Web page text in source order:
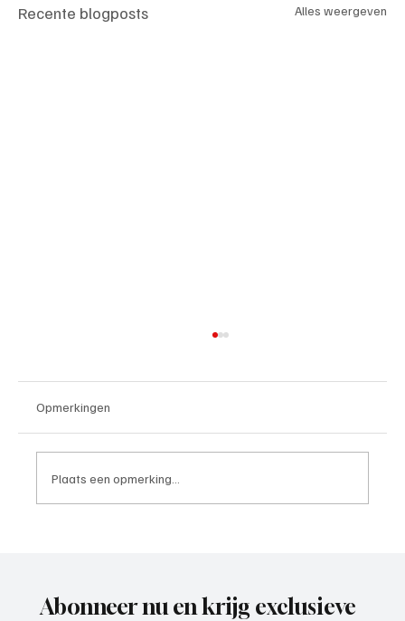
Recente blogposts Alles weergeven
Opmerkingen
Plaats een opmerking...
Abonneer nu en krijg exclusieve